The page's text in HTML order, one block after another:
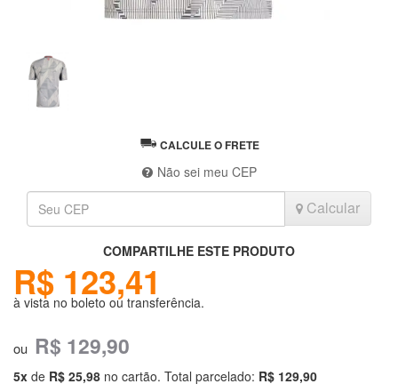
CALCULE O FRETE
Não sei meu CEP
Calcular
COMPARTILHE ESTE PRODUTO
R$ 123,41
à vista no boleto ou transferência.
ou R$ 129,90
5x de R$ 25,98 no cartão. Total parcelado: R$ 129,90